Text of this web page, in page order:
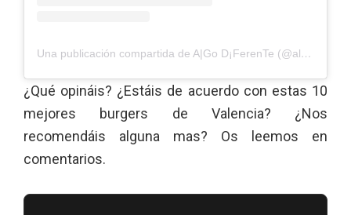
Una publicación compartida de A|Go D¡FerenTe (@algodiferente.vlc)
¿Qué opináis? ¿Estáis de acuerdo con estas 10
mejores burgers de Valencia? ¿Nos
recomendáis alguna mas? Os leemos en
comentarios.